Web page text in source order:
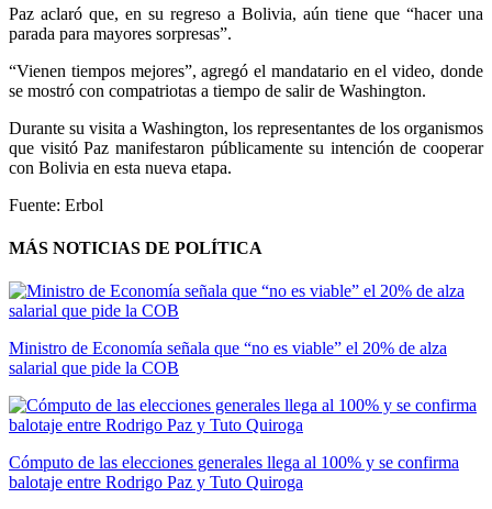
Paz aclaró que, en su regreso a Bolivia, aún tiene que “hacer una
parada para mayores sorpresas”.
“Vienen tiempos mejores”, agregó el mandatario en el video, donde
se mostró con compatriotas a tiempo de salir de Washington.
Durante su visita a Washington, los representantes de los organismos
que visitó Paz manifestaron públicamente su intención de cooperar
con Bolivia en esta nueva etapa.
Fuente: Erbol
MÁS NOTICIAS DE POLÍTICA
Ministro de Economía señala que “no es viable” el 20% de alza
salarial que pide la COB
Cómputo de las elecciones generales llega al 100% y se confirma
balotaje entre Rodrigo Paz y Tuto Quiroga